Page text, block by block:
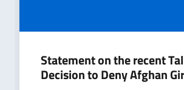
Statement on the recent
Decision to Deny Afghan